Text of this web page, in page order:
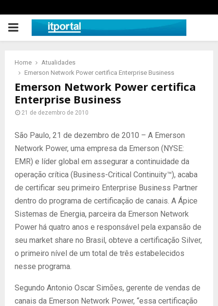
PRIMARY
Home
Atualidades
Emerson Network Power certifica Enterprise Business
Emerson Network Power certifica
Enterprise Business
21 de dezembro de 2010
São Paulo, 21 de dezembro de 2010 – A Emerson
Network Power, uma empresa da Emerson (NYSE:
EMR) e líder global em assegurar a continuidade da
operação crítica (Business-Critical Continuity™), acaba
de certificar seu primeiro Enterprise Business Partner
dentro do programa de certificação de canais. A Ápice
Sistemas de Energia, parceira da Emerson Network
Power há quatro anos e responsável pela expansão de
seu market share no Brasil, obteve a certificação Silver,
o primeiro nível de um total de três estabelecidos
nesse programa.
Segundo Antonio Oscar Simões, gerente de vendas de
canais da Emerson Network Power, “essa certificação